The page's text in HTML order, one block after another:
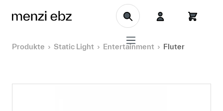
Zum Hauptinhalt springen
Produkte Static Light Entertainment Fluter